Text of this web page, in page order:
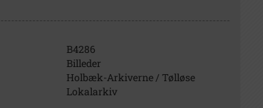
B4286
Billeder
Holbæk-Arkiverne / Tølløse
Lokalarkiv